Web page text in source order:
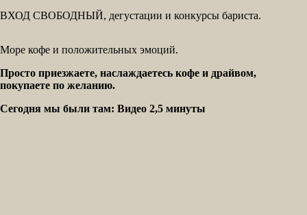
ВХОД СВОБОДНЫЙ, дегустации и конкурсы бариста.
Море кофе и положительных эмоций.
Просто приезжаете, наслаждаетесь кофе и драйвом,
покупаете по желанию.
Сегодня мы были там: Видео 2,5 минуты